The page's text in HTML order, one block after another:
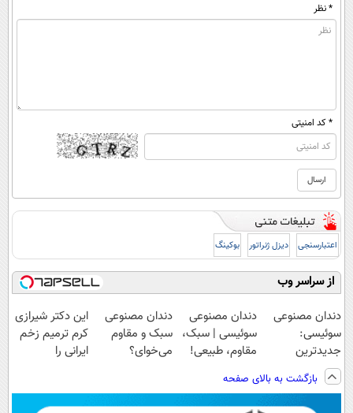
* نظر
* کد امنیتی
اعتبارسنجی دیزل ژنراتور بوکینگ
از سراسر وب
دندان مصنوعی
سوئیسی:
جدیدترین
فناوری اروپا،
سبک و مقاوم |
پرداخت قسطی
دندان مصنوعی
سوئیسی | سبک،
مقاوم، طبیعی!
رایگان+پرداخت
اقساطی😍
دندان مصنوعی
سبک و مقاوم
می‌خوای؟
📍تهران
این دکتر شیرازی
کرم ترمیم زخم
ایرانی را
بازگشت به بالای صفحه